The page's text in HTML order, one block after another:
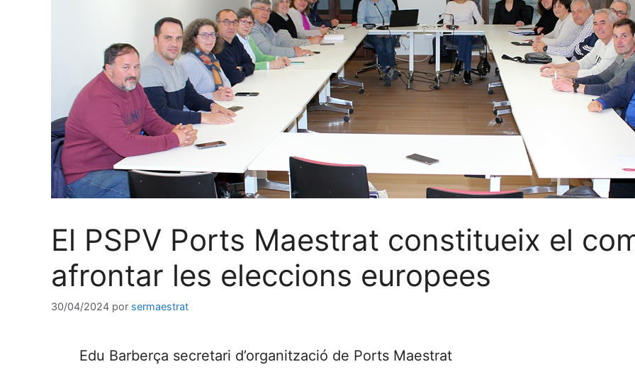
El PSPV Ports Maestrat constitueix el
afrontar les eleccions europees
30/04/2024 por sermaestrat
Edu Barberça secretari d’organització de Ports Maestrat